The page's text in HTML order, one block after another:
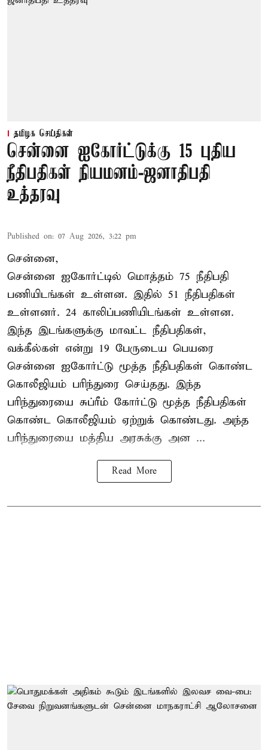
தமிழக செய்திகள்
சென்னை ஐகோர்ட்டுக்கு 15 புதிய
நீதிபதிகள் நியமனம்-ஜனாதிபதி
உத்தரவு
Published on: 07 Aug 2026, 3:22 pm
சென்னை,
சென்னை ஐகோர்ட்டில் மொத்தம் 75 நீதிபதி
பணியிடங்கள் உள்ளன. இதில் 51 நீதிபதிகள்
உள்ளனர். 24 காலிப்பணியிடங்கள் உள்ளன.
இந்த இடங்களுக்கு மாவட்ட நீதிபதிகள்,
வக்கீல்கள் என்று 19 பேருடைய பெயரை
சென்னை ஐகோர்ட்டு மூத்த நீதிபதிகள் கொண்ட
கொலீஜியம் பரிந்துரை செய்தது. இந்த
பரிந்துரையை சுப்ரீம் கோர்ட்டு மூத்த நீதிபதிகள்
கொண்ட கொலீஜியம் ஏற்றுக் கொண்டது. அந்த
பரிந்துரையை மத்திய அரசுக்கு அன ...
Read More